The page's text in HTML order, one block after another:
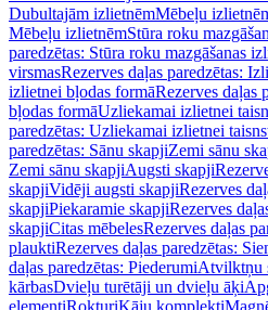
Dubultajām izlietnēmMēbeļu
Mēbeļu izlietnēmStūra roku
paredzētas: Stūra roku mazgāšanas
virsmasRezerves daļas paredzētas:
izlietnei bļodas formāRezerves daļas
bļodas formāUzliekamai izlietnei
paredzētas: Uzliekamai izlietnei
paredzētas: Sānu skapjiZemi sānu
Zemi sānu skapjiAugsti skapji
skapjiVidēji augsti skapjiRezerves
skapjiPiekaramie skapjiRezerves
skapjiCitas mēbelesRezerves daļas
plauktiRezerves daļas paredzētas:
daļas paredzētas: PiederumiAtvilktņu
kārbasDvieļu turētāji un dvieļu āķi
elementiRokturiKāju komplekti